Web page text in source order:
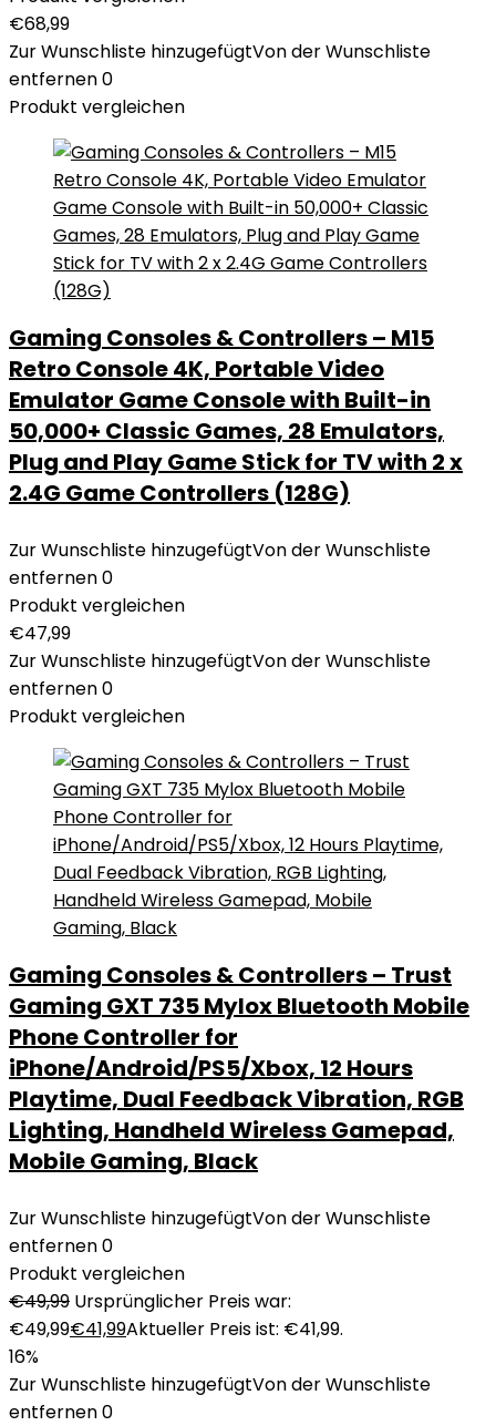
€68,99
Zur Wunschliste hinzugefügtVon der Wunschliste
entfernen0
Produkt vergleichen
Gaming Consoles & Controllers – M15
Retro Console 4K, Portable Video
Emulator Game Console with Built-in
50,000+ Classic Games, 28 Emulators,
Plug and Play Game Stick for TV with 2 x
2.4G Game Controllers (128G)
Zur Wunschliste hinzugefügtVon der Wunschliste
entfernen0
Produkt vergleichen
€47,99
Zur Wunschliste hinzugefügtVon der Wunschliste
entfernen0
Produkt vergleichen
Gaming Consoles & Controllers – Trust
Gaming GXT 735 Mylox Bluetooth Mobile
Phone Controller for
iPhone/Android/PS5/Xbox, 12 Hours
Playtime, Dual Feedback Vibration, RGB
Lighting, Handheld Wireless Gamepad,
Mobile Gaming, Black
Zur Wunschliste hinzugefügtVon der Wunschliste
entfernen0
Produkt vergleichen
€49,99 Ursprünglicher Preis war:
€49,99€41,99Aktueller Preis ist: €41,99.
16%
Zur Wunschliste hinzugefügtVon der Wunschliste
entfernen0